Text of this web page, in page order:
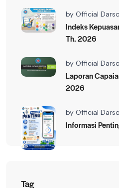
by Official
Indeks
Th. 2026
by Official
Laporan
2026
by Official
Informasi
Tag